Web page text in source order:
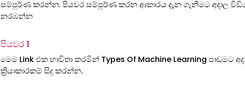
සම්පුර්ණ කරන්න. පියවර සම්පුර්ණ කරන ආකාරය දැන ගැනීමට අදාල
නරඹන්න
පියවර 1
මෙම Link එක භාවිතා කරමින් Types Of Machine Learning පාඩමට
ක්‍රියාකාරකම් සිදු කරන්න.